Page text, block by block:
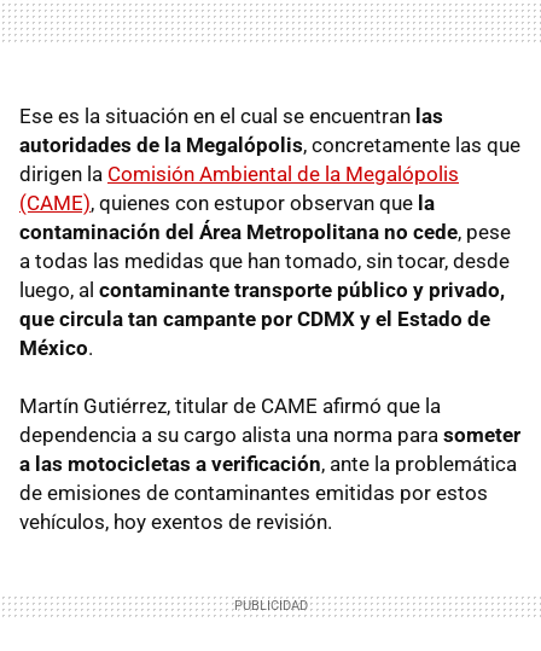
Ese es la situación en el cual se encuentran las
autoridades de la Megalópolis, concretamente las que
dirigen la Comisión Ambiental de la Megalópolis
(CAME), quienes con estupor observan que la
contaminación del Área Metropolitana no cede, pese
a todas las medidas que han tomado, sin tocar, desde
luego, al contaminante transporte público y privado,
que circula tan campante por CDMX y el Estado de
México.
Martín Gutiérrez, titular de CAME afirmó que la
dependencia a su cargo alista una norma para someter
a las motocicletas a verificación, ante la problemática
de emisiones de contaminantes emitidas por estos
vehículos, hoy exentos de revisión.